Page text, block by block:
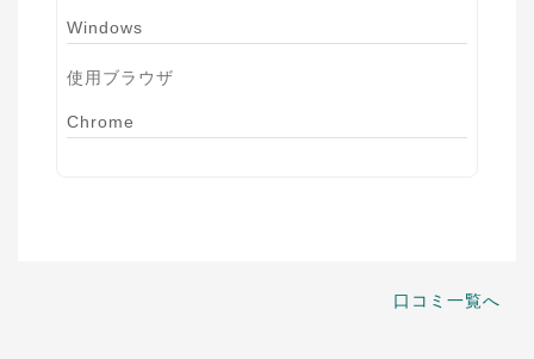
Windows
使用ブラウザ
Chrome
口コミ一覧へ